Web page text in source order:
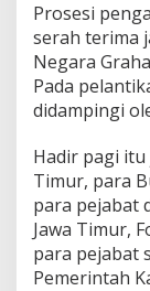
Prosesi
serah terima
Negara
Pada
didampingi
Hadir pagi itu
Timur, para
para pejabat
Jawa Timur,
para pejabat
Pemerintah